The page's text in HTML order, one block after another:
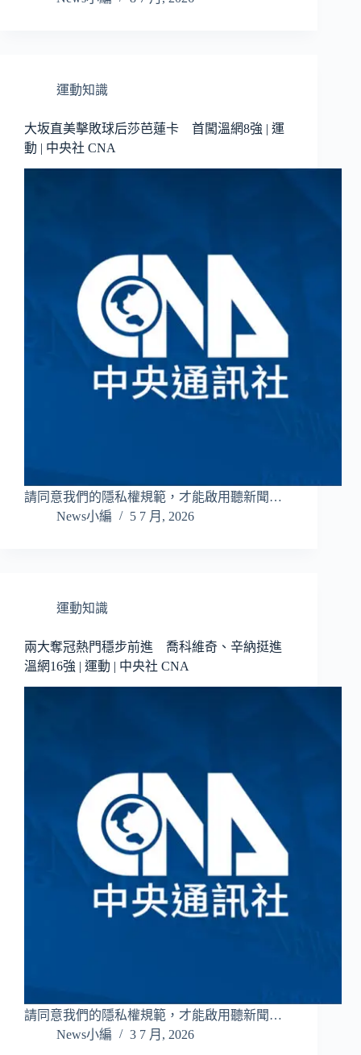
運動知識
大坂直美擊敗球后莎芭蓮卡 首闖溫網8強 | 運
動 | 中央社 CNA
請同意我們的隱私權規範，才能啟用聽新聞…
News小編
5 7 月, 2026
運動知識
兩大奪冠熱門穩步前進 喬科維奇、辛納挺進
溫網16強 | 運動 | 中央社 CNA
請同意我們的隱私權規範，才能啟用聽新聞…
News小編
3 7 月, 2026